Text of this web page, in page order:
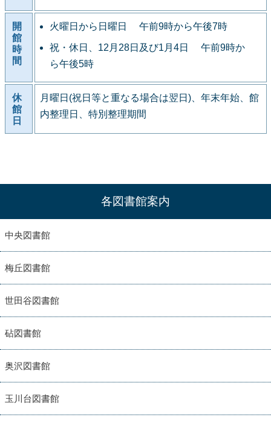
開
館
時
間
火曜日から日曜日 午前9時から午後7時
祝・休日、12月28日及び1月4日 午前9時か
ら午後5時
休
館
日
月曜日(祝日等と重なる場合は翌日)、年末年始、館
内整理日、特別整理期間
各図書館案内
中央図書館
梅丘図書館
世田谷図書館
砧図書館
奥沢図書館
玉川台図書館